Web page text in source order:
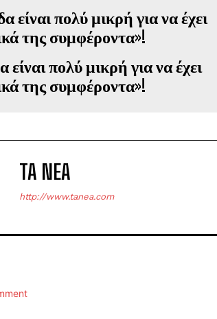
πολύ μικρή για να έχει
της συμφέροντα»!
TA NEA
http://www.tanea.com